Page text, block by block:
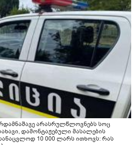
არასრულწლოვნებს სოც
დამონტაჟებული მასალების
10 000 ლარს ითხოვს: რას